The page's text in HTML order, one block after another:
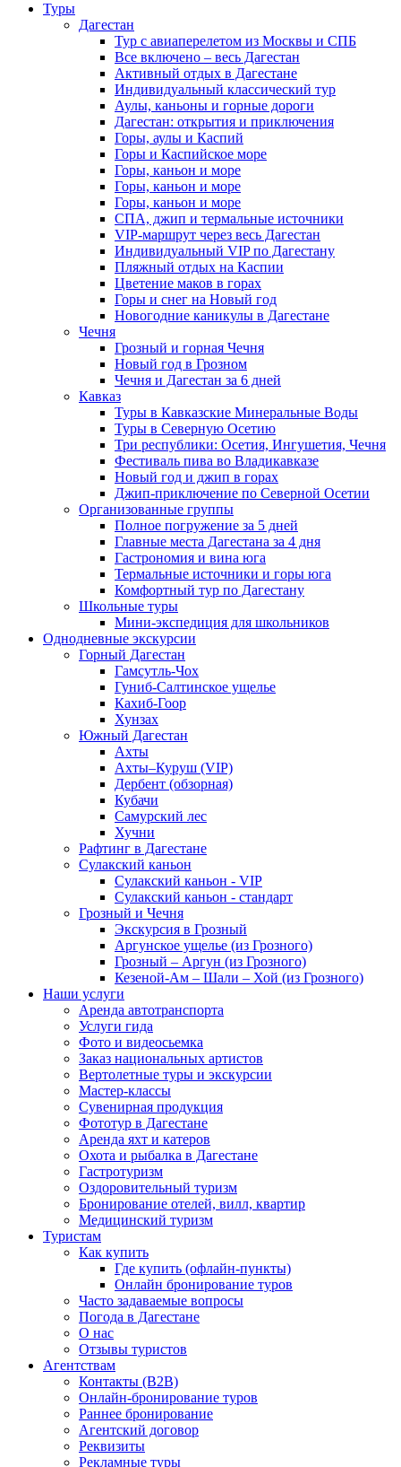
Туры
Дагестан
Тур с авиаперелетом из Москвы и СПБ
Все включено – весь Дагестан
Активный отдых в Дагестане
Индивидуальный классический тур
Аулы, каньоны и горные дороги
Дагестан: открытия и приключения
Горы, аулы и Каспий
Горы и Каспийское море
Горы, каньон и море
Горы, каньон и море
Горы, каньон и море
СПА, джип и термальные источники
VIP-маршрут через весь Дагестан
Индивидуальный VIP по Дагестану
Пляжный отдых на Каспии
Цветение маков в горах
Горы и снег на Новый год
Новогодние каникулы в Дагестане
Чечня
Грозный и горная Чечня
Новый год в Грозном
Чечня и Дагестан за 6 дней
Кавказ
Туры в Кавказские Минеральные Воды
Туры в Северную Осетию
Три республики: Осетия, Ингушетия, Чечня
Фестиваль пива во Владикавказе
Новый год и джип в горах
Джип-приключение по Северной Осетии
Организованные группы
Полное погружение за 5 дней
Главные места Дагестана за 4 дня
Гастрономия и вина юга
Термальные источники и горы юга
Комфортный тур по Дагестану
Школьные туры
Мини-экспедиция для школьников
Однодневные экскурсии
Горный Дагестан
Гамсутль-Чох
Гуниб-Салтинское ущелье
Кахиб-Гоор
Хунзах
Южный Дагестан
Ахты
Ахты–Куруш (VIP)
Дербент (обзорная)
Кубачи
Самурский лес
Хучни
Рафтинг в Дагестане
Сулакский каньон
Сулакский каньон - VIP
Сулакский каньон - стандарт
Грозный и Чечня
Экскурсия в Грозный
Аргунское ущелье (из Грозного)
Грозный – Аргун (из Грозного)
Кезеной-Ам – Шали – Хой (из Грозного)
Наши услуги
Аренда автотранспорта
Услуги гида
Фото и видеосьемка
Заказ национальных артистов
Вертолетные туры и экскурсии
Мастер-классы
Сувенирная продукция
Фототур в Дагестане
Аренда яхт и катеров
Охота и рыбалка в Дагестане
Гастротуризм
Оздоровительный туризм
Бронирование отелей, вилл, квартир
Медицинский туризм
Туристам
Как купить
Где купить (офлайн-пункты)
Онлайн бронирование туров
Часто задаваемые вопросы
Погода в Дагестане
О нас
Отзывы туристов
Агентствам
Контакты (B2B)
Онлайн-бронирование туров
Раннее бронирование
Агентский договор
Реквизиты
Рекламные туры